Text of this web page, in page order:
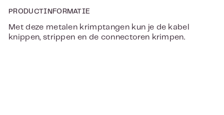
PRODUCTINFORMATIE
Met deze metalen krimptangen kun je de kabel
knippen, strippen en de connectoren krimpen.